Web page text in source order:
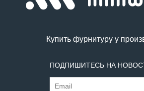
Купить фурнитуру у
ПОДПИШИТЕСЬ НА